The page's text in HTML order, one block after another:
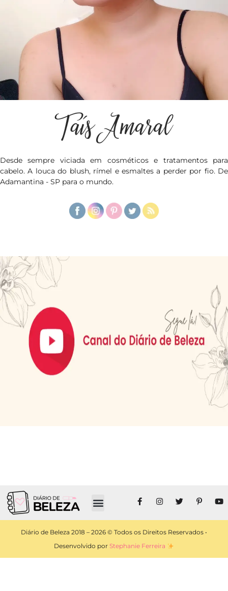
Desde sempre viciada em cosméticos e tratamentos para
cabelo. A louca do blush, rímel e esmaltes a perder por fio. De
Adamantina - SP para o mundo.
Diário de Beleza 2018 – 2026 © Todos os Direitos Reservados •
Desenvolvido porStephanie Ferreira